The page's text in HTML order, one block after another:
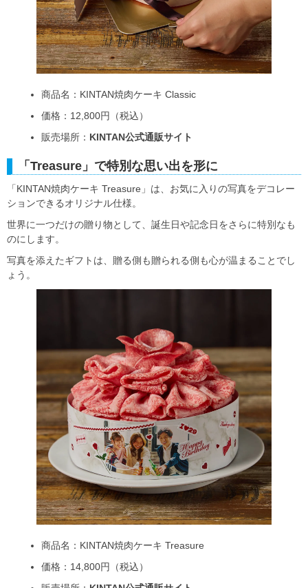
商品名：KINTAN焼肉ケーキ Classic
価格：12,800円（税込）
販売場所： KINTAN公式通販サイト
「Treasure」で特別な思い出を形に
「KINTAN焼肉ケーキ Treasure」は、お気に入りの写真をデコレー
ションできるオリジナル仕様。
世界に一つだけの贈り物として、誕生日や記念日をさらに特別なも
のにします。
写真を添えたギフトは、贈る側も贈られる側も心が温まることでし
ょう。
商品名：KINTAN焼肉ケーキ Treasure
価格：14,800円（税込）